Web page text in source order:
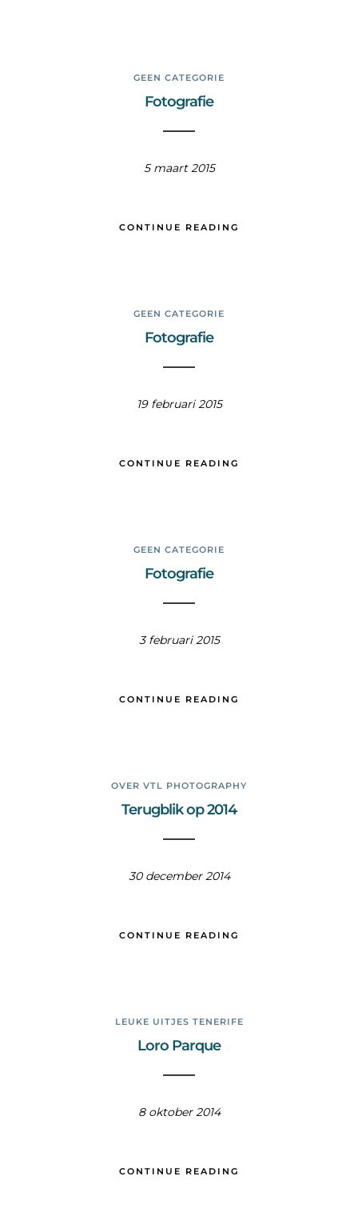
GEEN CATEGORIE
Fotografie
5 maart 2015
CONTINUE READING
GEEN CATEGORIE
Fotografie
19 februari 2015
CONTINUE READING
GEEN CATEGORIE
Fotografie
3 februari 2015
CONTINUE READING
OVER VTL PHOTOGRAPHY
Terugblik op 2014
30 december 2014
CONTINUE READING
LEUKE UITJES TENERIFE
Loro Parque
8 oktober 2014
CONTINUE READING